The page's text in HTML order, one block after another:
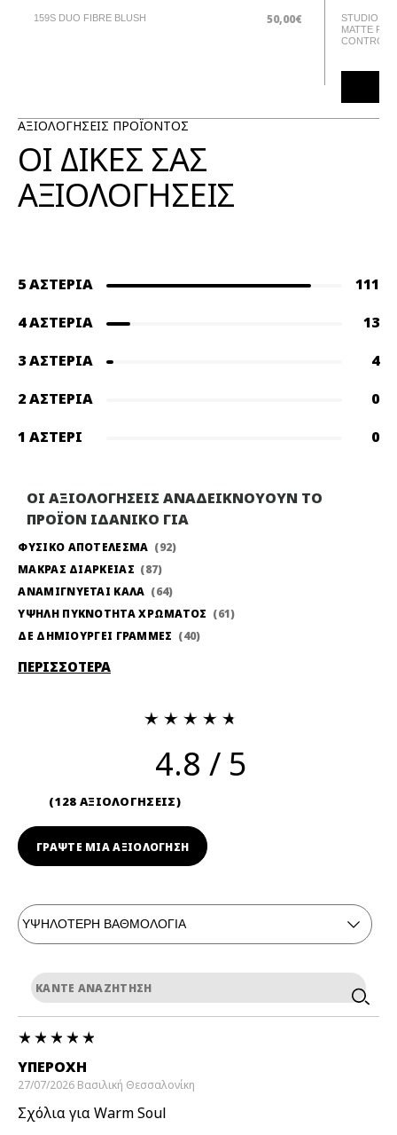
159S DUO FIBRE BLUSH 50,00€
STUDIO
MATTE
CONTROL
ΑΞΙΟΛΟΓΗΣΕΙΣ ΠΡΟΪΟΝΤΟΣ
ΟΙ ΔΙΚΕΣ ΣΑΣ
ΑΞΙΟΛΟΓΗΣΕΙΣ
5 ΑΣΤΈΡΙΑ
111
4 ΑΣΤΈΡΙΑ
13
3 ΑΣΤΈΡΙΑ
4
2 ΑΣΤΈΡΙΑ
0
1 ΑΣΤΈΡΙ
0
ΟΙ ΑΞΙΟΛΟΓΗΣΕΙΣ ΑΝΑΔΕΙΚΝΟΥΟΥΝ ΤΟ
ΠΡΟΪΟΝ ΙΔΑΝΙΚΟ ΓΙΑ
ΦΥΣΙΚΟ ΑΠΟΤΕΛΕΣΜΑ
92
ΜΑΚΡΑΣ ΔΙΑΡΚΕΙΑΣ
87
ΑΝΑΜΙΓΝΥΕΤΑΙ ΚΑΛΑ
64
ΥΨΗΛΗ ΠΥΚΝΟΤΗΤΑ ΧΡΩΜΑΤΟΣ
61
ΔΕ ΔΗΜΙΟΥΡΓΕΙ ΓΡΑΜΜΕΣ
40
ΠΕΡΙΣΣΟΤΕΡΑ
4.8
128 ΑΞΙΟΛΟΓΗΣΕΙΣ
ΓΡΆΨΤΕ ΜΙΑ ΑΞΙΟΛΟΓΗΣΗ
ΥΠΈΡΟΧΗ
27/07/2026 Βασιλική Θεσσαλονίκη
Σχόλια για Warm Soul